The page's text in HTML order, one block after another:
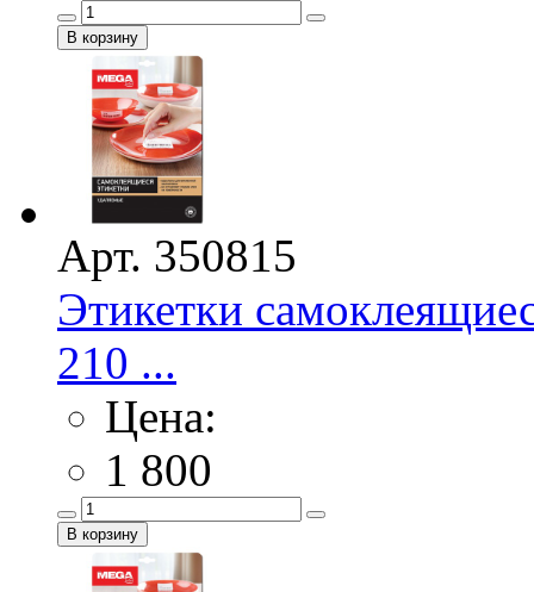
Арт. 350815
Этикетки
210 ...
Цена:
1 800